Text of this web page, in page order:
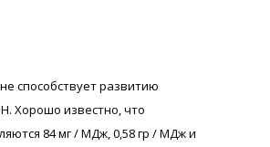
способствует развитию
Хорошо известно, что
84 мг / МДж, 0,58 гр / МДж и